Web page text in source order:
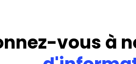
vous à